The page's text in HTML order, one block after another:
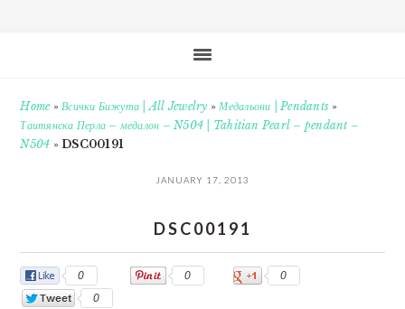
Home»Всички Бижута | All Jewelry »Медальони | Pendants »
Таитянска Перла – медалон – N504 | Tahitian Pearl – pendant –
N504 »DSC00191
JANUARY 17, 2013
DSC00191
0 0
0
0